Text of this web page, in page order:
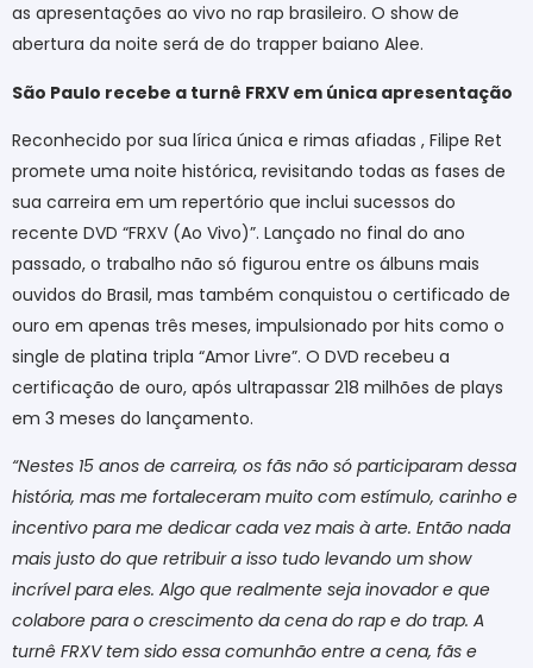
as apresentações ao vivo no rap brasileiro. O show de
abertura da noite será de do trapper baiano Alee.
São Paulo recebe a turnê FRXV em única apresentação
Reconhecido por sua lírica única e rimas afiadas , Filipe Ret
promete uma noite histórica, revisitando todas as fases de
sua carreira em um repertório que inclui sucessos do
recente DVD “FRXV (Ao Vivo)”. Lançado no final do ano
passado, o trabalho não só figurou entre os álbuns mais
ouvidos do Brasil, mas também conquistou o certificado de
ouro em apenas três meses, impulsionado por hits como o
single de platina tripla “Amor Livre”. O DVD recebeu a
certificação de ouro, após ultrapassar 218 milhões de plays
em 3 meses do lançamento.
“Nestes 15 anos de carreira, os fãs não só participaram dessa
história, mas me fortaleceram muito com estímulo, carinho e
incentivo para me dedicar cada vez mais à arte. Então nada
mais justo do que retribuir a isso tudo levando um show
incrível para eles. Algo que realmente seja inovador e que
colabore para o crescimento da cena do rap e do trap. A
turnê FRXV tem sido essa comunhão entre a cena, fãs e